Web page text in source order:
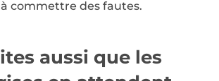
commettre des fautes.
aussi que les